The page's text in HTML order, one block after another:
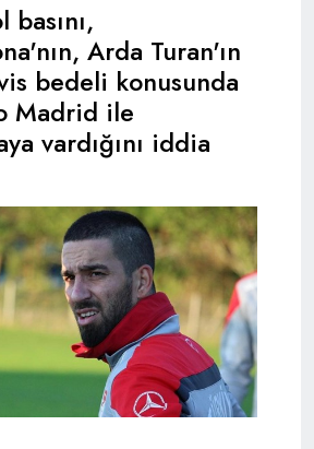
basını,
Arda Turan'ın
bedeli konusunda
Madrid ile
vardığını iddia